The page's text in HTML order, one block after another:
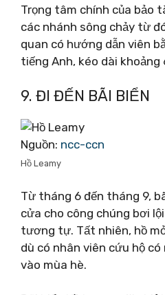
Trọng tâm chính của bảo
các nhánh sông chảy từ
quan có hướng dẫn viên
tiếng Anh, kéo dài khoảng
9. ĐI ĐẾN BÃI BIỂN
Nguồn: ncc-ccn
Hồ Leamy
Từ tháng 6 đến tháng 9,
cửa cho công chúng bơi
tương tự. Tất nhiên, hồ
dù có nhân viên cứu hộ
vào mùa hè.